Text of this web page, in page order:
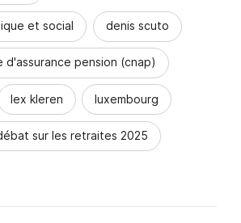
et social denis scuto
d'assurance pension (cnap)
lex kleren luxembourg
sur les retraites 2025